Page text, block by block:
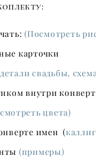
(Посмотреть
карточки
свадьбы,
внутри
цвета)
имен (
(примеры)